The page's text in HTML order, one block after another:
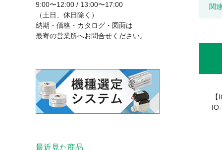
関
9:00〜12:00 / 13:00〜17:00
（土日、休日除く）
納期・価格・カタログ・図面は
最寄の営業所へお問合せください。
最近見た商品